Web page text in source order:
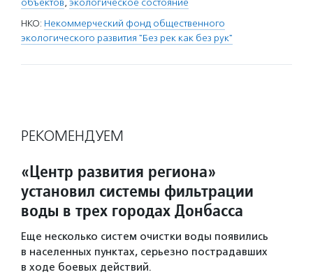
НКО: Некоммерческий фонд общественного
экологического развития "Без рек как без рук"
РЕКОМЕНДУЕМ
«Центр развития региона»
установил системы фильтрации
воды в трех городах Донбасса
Еще несколько систем очистки воды появились
в населенных пунктах, серьезно пострадавших
в ходе боевых действий.